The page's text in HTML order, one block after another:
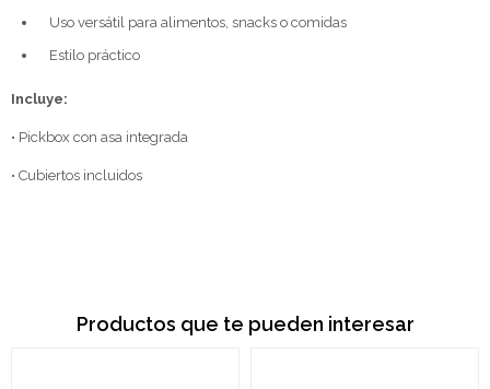
Uso versátil para alimentos, snacks o comidas
Estilo práctico
Incluye:
• Pickbox con asa integrada
• Cubiertos incluidos
Productos que te pueden interesar